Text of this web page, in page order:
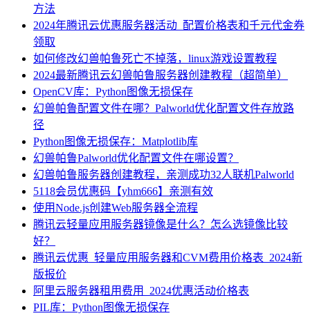
方法
2024年腾讯云优惠服务器活动_配置价格表和千元代金券
领取
如何修改幻兽帕鲁死亡不掉落，linux游戏设置教程
2024最新腾讯云幻兽帕鲁服务器创建教程（超简单）
OpenCV库：Python图像无损保存
幻兽帕鲁配置文件在哪？Palworld优化配置文件存放路
径
Python图像无损保存：Matplotlib库
幻兽帕鲁Palworld优化配置文件在哪设置？
幻兽帕鲁服务器创建教程，亲测成功32人联机Palworld
5118会员优惠码【yhm666】亲测有效
使用Node.js创建Web服务器全流程
腾讯云轻量应用服务器镜像是什么？怎么选镜像比较
好？
腾讯云优惠_轻量应用服务器和CVM费用价格表_2024新
版报价
阿里云服务器租用费用_2024优惠活动价格表
PIL库：Python图像无损保存